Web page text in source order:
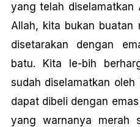
yang telah diselamatkan
Allah, kita bukan buatan
disetarakan dengan
batu. Kita le-bih
sudah diselamatkan
dapat dibeli dengan
yang warnanya merah